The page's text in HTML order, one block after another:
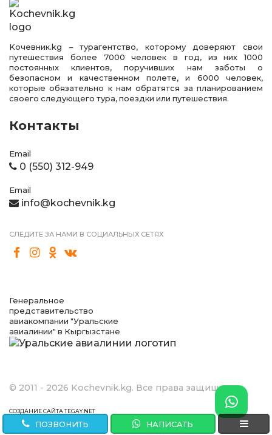
Kочевник.kg – турагентство, которому доверяют свои
путешествия более 7000 человек в год, из них 1000
постоянных клиентов, поручивших нам заботы о
безопасном и качественном полете, и 6000 человек,
которые обязательно к нам обратятся за планированием
своего следующего тура, поездки или путешествия.
Контакты
Email
0 (550) 312-949
Email
info@kochevnik.kg
СЛЕДИТЕ ЗА НАМИ В СОЦИАЛЬНЫХ СЕТЯХ
Генеральное
представительство
авиакомпании "Уральские
авиалинии" в Кыргызстане
© 2011 - 2026 Kochevnik.kg. Все права защищены.
СОЗДАНИЕ САЙТА TEGAY.NET
ПОЗВОНИТЬ НАПИСАТЬ